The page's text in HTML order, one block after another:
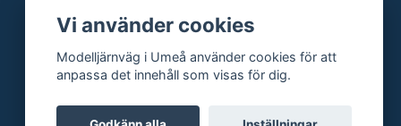
Vi använder cookies
Modelljärnväg i Umeå använder cookies för att
anpassa det innehåll som visas för dig.